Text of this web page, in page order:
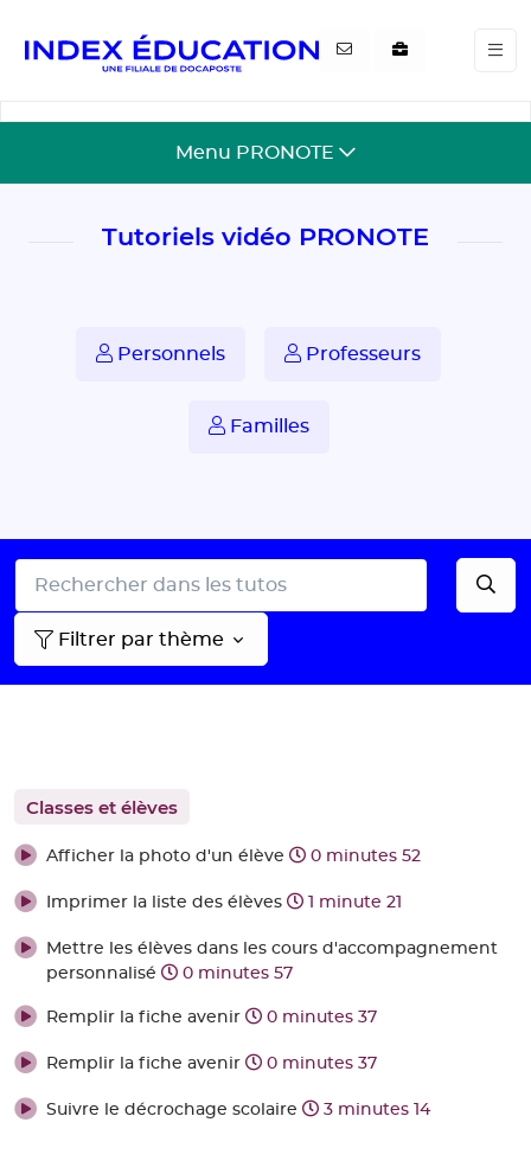
Menu PRONOTE
Tutoriels vidéo PRONOTE
Personnels Professeurs
Familles
Filtrer par thème
Classes et élèves
Afficher la photo d'un élève 0 minutes 52
Imprimer la liste des élèves 1 minute 21
Mettre les élèves dans les cours d'accompagnement
personnalisé
0 minutes 57
Remplir la fiche avenir 0 minutes 37
Remplir la fiche avenir 0 minutes 37
Suivre le décrochage scolaire 3 minutes 14